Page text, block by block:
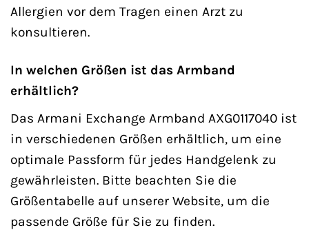
Allergien vor dem Tragen einen Arzt zu
konsultieren.
In welchen Größen ist das Armband
erhältlich?
Das Armani Exchange Armband AXG0117040 ist
in verschiedenen Größen erhältlich, um eine
optimale Passform für jedes Handgelenk zu
gewährleisten. Bitte beachten Sie die
Größentabelle auf unserer Website, um die
passende Größe für Sie zu finden.